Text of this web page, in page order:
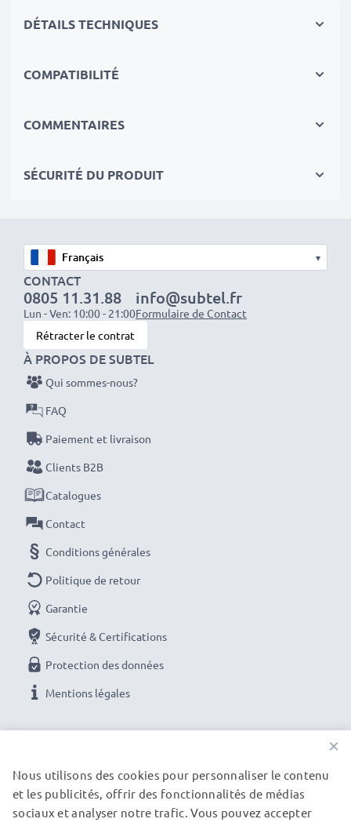
des performances durablesEntièrement compatible
Movieline DV5 / XS-10 in TOUCH
blanc (Audio gauche) - Rouge (Audio droite))
(Audio Mono))
✔ Consoles de jeux
✔ Téléviseurs et projecteurs
✔ Lecteurs DVD et Blu-ray
✔ Subwoofers et amplificateurs
Améliorez votre expérience audio-vidéo avec nos
câbles RCA haute qualité de subtel
dès maintenant pour une livraison rapide et une
garantie de 3 ans !
DÉTAILS TECHNIQUES
COMPATIBILITÉ
COMMENTAIRES
SÉCURITÉ DU PRODUIT
▾
CONTACT
0805 11.31.88
Lun - Ven: 10:00 - 21:00
info@subtel.fr
Formulaire de Contact
Rétracter le contrat
À PROPOS DE SUBTEL
Qui sommes-nous?
FAQ
Paiement et livraison
Clients B2B
Catalogues
Contact
Conditions générales
Politique de retour
Garantie
Sécurité & Certifications
Protection des données
Mentions légales
NOS PARTENAIRES DE LIVRAISON
×
Nous utilisons des cookies pour personnaliser le contenu
et les publicités, offrir des fonctionnalités de médias
sociaux et analyser notre trafic. Vous pouvez accepter